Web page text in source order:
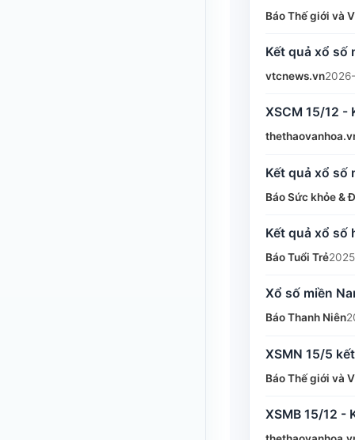
Báo Thế giới và
Kết quả xổ số
vtcnews.vn
XSCM 15/12 -
Kết quả xổ số
Báo Sức khỏe &
Kết quả xổ số
Báo Tuổi Trẻ
Xổ số miền
Báo Thanh Niên
XSMN 15/5
Báo Thế giới và
XSMB 15/12 -